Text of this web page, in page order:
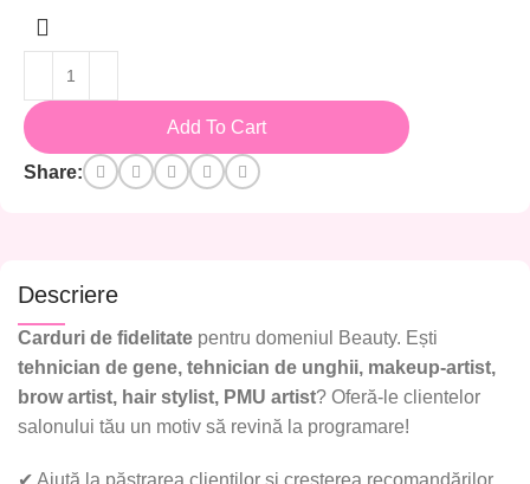
Add To Cart
Share:
Descriere
Carduri de fidelitate pentru domeniul Beauty. Ești
tehnician de gene, tehnician de unghii, makeup-artist,
brow artist, hair stylist, PMU artist? Oferă-le clientelor
salonului tău un motiv să revină la programare!
✔ Ajută la păstrarea clienților și creșterea recomandărilor